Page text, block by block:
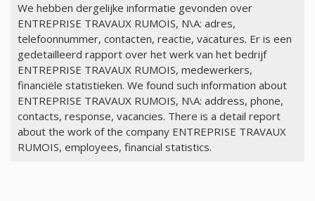
We hebben dergelijke informatie gevonden over
ENTREPRISE TRAVAUX RUMOIS, N\A: adres,
telefoonnummer, contacten, reactie, vacatures. Er is een
gedetailleerd rapport over het werk van het bedrijf
ENTREPRISE TRAVAUX RUMOIS, medewerkers,
financiële statistieken. We found such information about
ENTREPRISE TRAVAUX RUMOIS, N\A: address, phone,
contacts, response, vacancies. There is a detail report
about the work of the company ENTREPRISE TRAVAUX
RUMOIS, employees, financial statistics.